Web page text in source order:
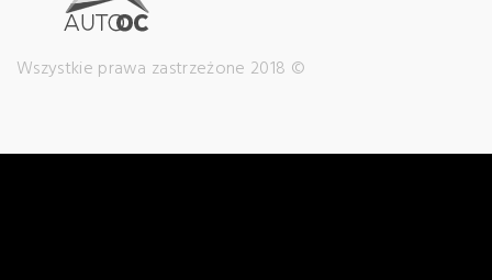
Wszystkie prawa zastrzeżone 2018 ©